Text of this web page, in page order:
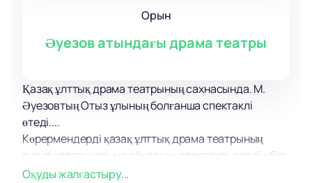
Орын
Әуезов атындағы драма театры
Қазақ ұлттық драма театрының сахнасында. М.
Әуезовтың Отыз ұлының болғанша спектаклі
өтеді....
Көрермендерді қазақ ұлттық драма театрының
визит карточкасына айналған спектакльдердің бірі
күтеді. М. Әуезов. Бұл қойылым метафораларға,
Оқуды жалғастыру...